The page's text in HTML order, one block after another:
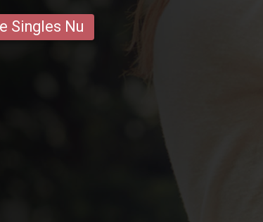
Singles Nu